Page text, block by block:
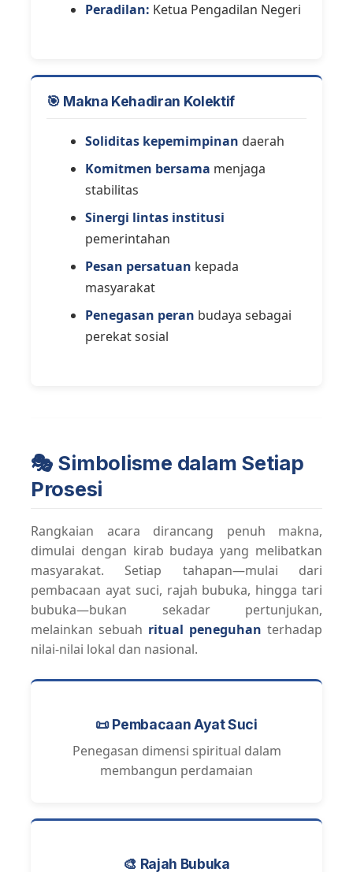
Peradilan: Ketua Pengadilan Negeri
🎯 Makna Kehadiran Kolektif
Soliditas kepemimpinan daerah
Komitmen bersama menjaga
stabilitas
Sinergi lintas institusi
pemerintahan
Pesan persatuan kepada
masyarakat
Penegasan peran budaya sebagai
perekat sosial
🎭 Simbolisme dalam Setiap
Prosesi
Rangkaian acara dirancang penuh makna,
dimulai dengan kirab budaya yang melibatkan
masyarakat. Setiap tahapan—mulai dari
pembacaan ayat suci, rajah bubuka, hingga tari
bubuka—bukan sekadar pertunjukan,
melainkan sebuah ritual peneguhan terhadap
nilai-nilai lokal dan nasional.
📜 Pembacaan Ayat Suci
Penegasan dimensi spiritual dalam
membangun perdamaian
🎨 Rajah Bubuka